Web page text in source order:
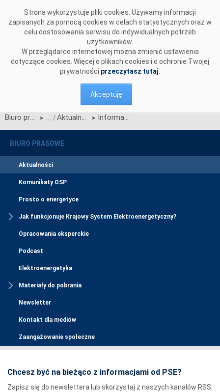
Strona wykorzystuje pliki cookies. Używamy informacji
zapisanych za pomocą cookies w celach statystycznych oraz w
celu dostosowania serwisu do indywidualnych potrzeb
użytkowników.
W przeglądarce internetowej można zmienić ustawienia
dotyczące cookies. Więcej o plikach cookies i o ochronie Twojej
prywatności przeczytasz tutaj
Akceptuję
Biuro prasowe > Aktualności > Informacja na temat publikacji oceny wystarczalności zasobów na poziomie krajowym zgodnie z art. 34a ust. 4 ustawy o rynku mocy
BIURO PRASOWE
Aktualności
Komunikaty OSP
Prosto o energetyce
Jak funkcjonuje Krajowy System Elektroenergetyczny?
Opracowania eksperckie
Podcast
Elektroenergetyka
Materiały do pobrania
Newsletter
Kontakt dla mediów
Zaangażowanie społeczne
Chcesz być na bieżąco z informacjami od PSE?
Zapisz się do newslettera lub skorzystaj z naszych kanałów RSS.